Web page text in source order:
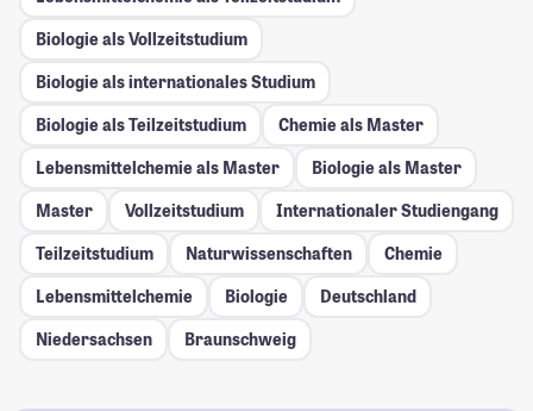
Biologie als Vollzeitstudium
Biologie als internationales Studium
Biologie als Teilzeitstudium
Chemie als Master
Lebensmittelchemie als Master
Biologie als Master
Master
Vollzeitstudium
Internationaler Studiengang
Teilzeitstudium
Naturwissenschaften
Chemie
Lebensmittelchemie
Biologie
Deutschland
Niedersachsen
Braunschweig